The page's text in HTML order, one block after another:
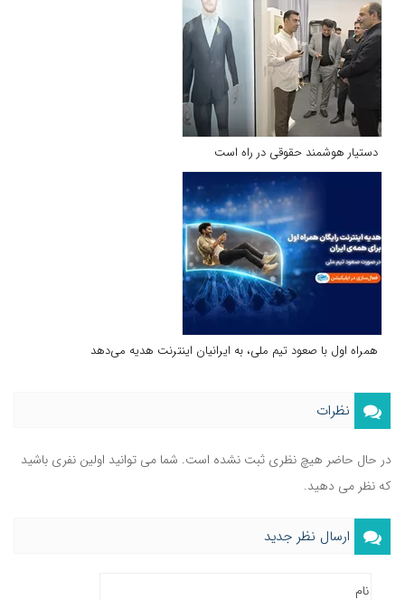
دستیار هوشمند حقوقی در راه است
همراه اول با صعود تیم ملی، به ایرانیان اینترنت هدیه می‌دهد
نظرات
در حال حاضر هیچ نظری ثبت نشده است. شما می توانید اولین نفری باشید
که نظر می دهید.
ارسال نظر جدید